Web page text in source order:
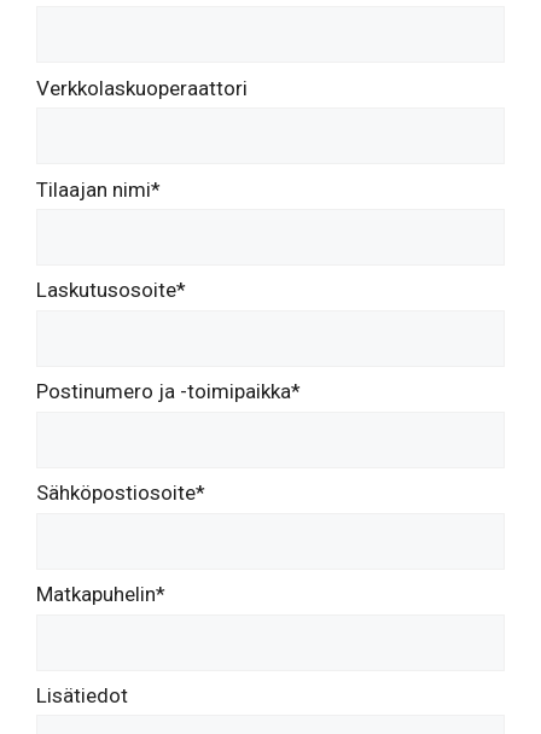
Verkkolaskuoperaattori
Tilaajan nimi*
Laskutusosoite*
Postinumero ja -toimipaikka*
Sähköpostiosoite*
Matkapuhelin*
Lisätiedot